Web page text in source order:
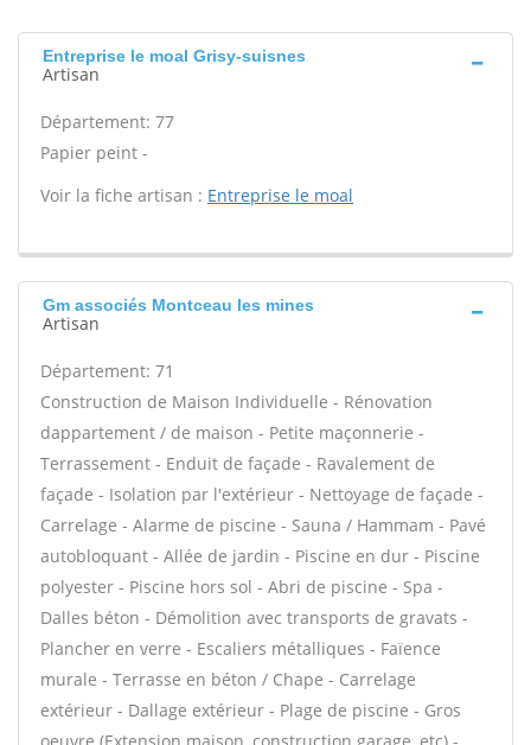
Entreprise le moal Grisy-suisnes
Artisan
Département: 77
Papier peint -
Voir la fiche artisan : Entreprise le moal
Gm associés Montceau les mines
Artisan
Département: 71
Construction de Maison Individuelle - Rénovation
dappartement / de maison - Petite maçonnerie -
Terrassement - Enduit de façade - Ravalement de
façade - Isolation par l'extérieur - Nettoyage de façade -
Carrelage - Alarme de piscine - Sauna / Hammam - Pavé
autobloquant - Allée de jardin - Piscine en dur - Piscine
polyester - Piscine hors sol - Abri de piscine - Spa -
Dalles béton - Démolition avec transports de gravats -
Plancher en verre - Escaliers métalliques - Faïence
murale - Terrasse en béton / Chape - Carrelage
extérieur - Dallage extérieur - Plage de piscine - Gros